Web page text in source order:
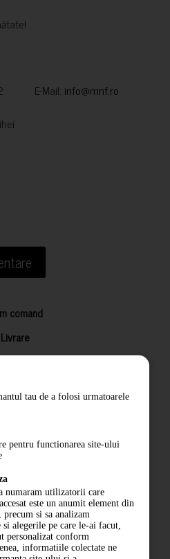
E-Mail: info@mnf.ro
comand
Livrare
produselor
si conditii
ANPC
tau de a folosi urmatoarele
pentru functionarea site-ului
numaram utilizatorii care
este un anumit element din
precum si sa analizam
alegerile pe care le-ai facut,
personalizat conform
informatiile colectate ne